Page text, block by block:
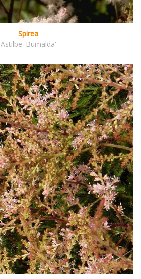
Spirea
Astilbe 'Bumalda'